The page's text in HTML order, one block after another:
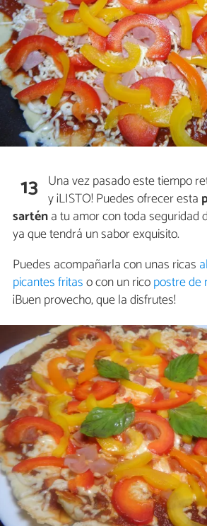
13 Una vez pasado este tiempo
y ¡LISTO! Puedes ofrecer esta
sarténa tu amor con toda seguridad
ya que tendrá un sabor exquisito.
Puedes acompañarla con unas ricas
picantes fritaso con un ricopostre de
¡Buen provecho, que la disfrutes!